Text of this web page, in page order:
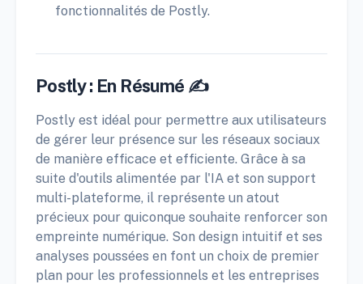
fonctionnalités de Postly.
Postly : En Résumé ✍️
Postly est idéal pour permettre aux utilisateurs
de gérer leur présence sur les réseaux sociaux
de manière efficace et efficiente. Grâce à sa
suite d'outils alimentée par l'IA et son support
multi-plateforme, il représente un atout
précieux pour quiconque souhaite renforcer son
empreinte numérique. Son design intuitif et ses
analyses poussées en font un choix de premier
plan pour les professionnels et les entreprises